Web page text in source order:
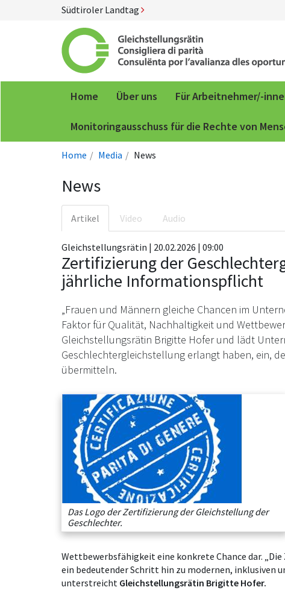
Südtiroler Landtag
Home Über uns Für Arbeitnehmer/-
Monitoringausschuss für die Rechte von
Home Media News
News
Artikel Video Audio
Gleichstellungsrätin | 20.02.2026 | 09:00
Zertifizierung der
jährliche Informationspflicht
„Frauen und Männern gleiche Chancen im
Faktor für Qualität, Nachhaltigkeit und
Gleichstellungsrätin Brigitte Hofer und lädt
Geschlechtergleichstellung erlangt haben, ein,
übermitteln.
Das Logo der Zertifizierung der Gleichstellung der
Geschlechter.
Wettbewerbsfähigkeit eine konkrete Chance dar.
ein bedeutender Schritt hin zu modernen, inklusiven
unterstreicht Gleichstellungsrätin Brigitte Hofer.